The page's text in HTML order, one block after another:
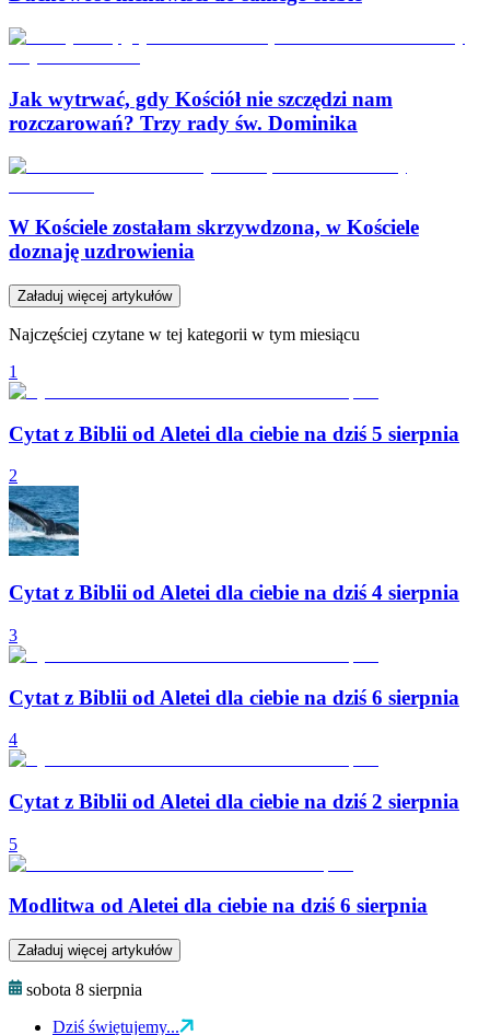
Jak wytrwać, gdy Kościół nie szczędzi nam
rozczarowań? Trzy rady św. Dominika
W Kościele zostałam skrzywdzona, w Kościele
doznaję uzdrowienia
Załaduj więcej artykułów
Najczęściej czytane w tej kategorii w tym miesiącu
1
Cytat z Biblii od Aletei dla ciebie na dziś 5 sierpnia
2
Cytat z Biblii od Aletei dla ciebie na dziś 4 sierpnia
3
Cytat z Biblii od Aletei dla ciebie na dziś 6 sierpnia
4
Cytat z Biblii od Aletei dla ciebie na dziś 2 sierpnia
5
Modlitwa od Aletei dla ciebie na dziś 6 sierpnia
Załaduj więcej artykułów
sobota 8 sierpnia
Dziś świętujemy...